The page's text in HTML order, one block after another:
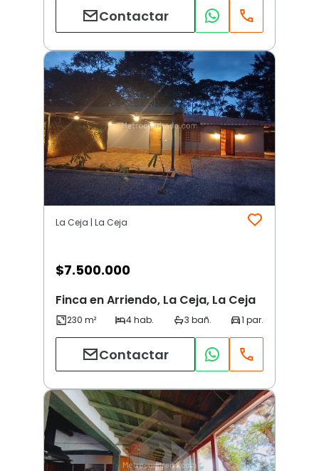
Contactar
La Ceja | La Ceja
$7.500.000
Finca en Arriendo, La Ceja, La Ceja
Contactar